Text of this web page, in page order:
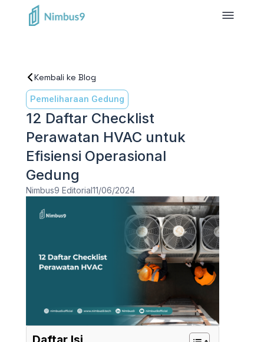
Kembali ke Blog
Pemeliharaan Gedung
12 Daftar Checklist
Perawatan HVAC untuk
Efisiensi Operasional
Gedung
Nimbus9 Editorial11/06/2024